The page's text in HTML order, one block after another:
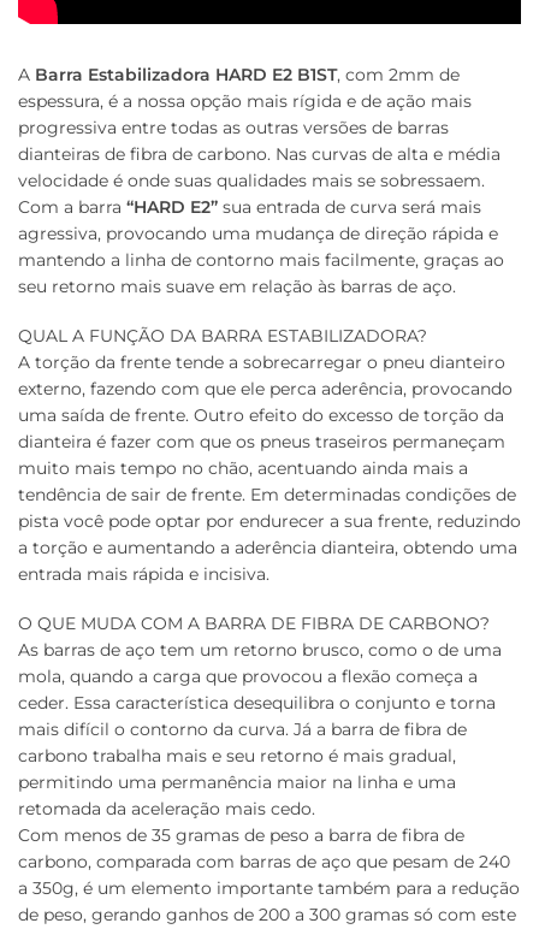
A Barra Estabilizadora HARD E2 B1ST, com 2mm de
espessura, é a nossa opção mais rígida e de ação mais
progressiva entre todas as outras versões de barras
dianteiras de fibra de carbono. Nas curvas de alta e média
velocidade é onde suas qualidades mais se sobressaem.
Com a barra “HARD E2” sua entrada de curva será mais
agressiva, provocando uma mudança de direção rápida e
mantendo a linha de contorno mais facilmente, graças ao
seu retorno mais suave em relação às barras de aço.
QUAL A FUNÇÃO DA BARRA ESTABILIZADORA?
A torção da frente tende a sobrecarregar o pneu dianteiro
externo, fazendo com que ele perca aderência, provocando
uma saída de frente. Outro efeito do excesso de torção da
dianteira é fazer com que os pneus traseiros permaneçam
muito mais tempo no chão, acentuando ainda mais a
tendência de sair de frente. Em determinadas condições de
pista você pode optar por endurecer a sua frente, reduzindo
a torção e aumentando a aderência dianteira, obtendo uma
entrada mais rápida e incisiva.
O QUE MUDA COM A BARRA DE FIBRA DE CARBONO?
As barras de aço tem um retorno brusco, como o de uma
mola, quando a carga que provocou a flexão começa a
ceder. Essa característica desequilibra o conjunto e torna
mais difícil o contorno da curva. Já a barra de fibra de
carbono trabalha mais e seu retorno é mais gradual,
permitindo uma permanência maior na linha e uma
retomada da aceleração mais cedo.
Com menos de 35 gramas de peso a barra de fibra de
carbono, comparada com barras de aço que pesam de 240
a 350g, é um elemento importante também para a redução
de peso, gerando ganhos de 200 a 300 gramas só com este